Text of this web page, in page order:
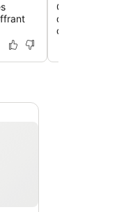
Offrez-vous
de soins du
conçu pour